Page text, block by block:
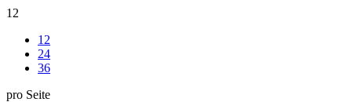
12
12
24
36
pro Seite